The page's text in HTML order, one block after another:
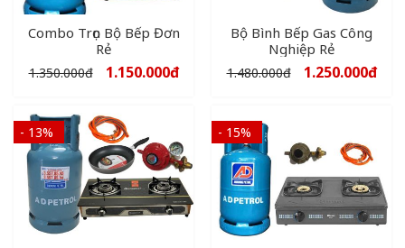
Combo Trọn Bộ Bếp Đơn
Rẻ
1.350.000đ 1.150.000đ
Bộ Bình Bếp Gas Công
Nghiệp Rẻ
1.480.000đ 1.250.000đ
- 13% - 15%